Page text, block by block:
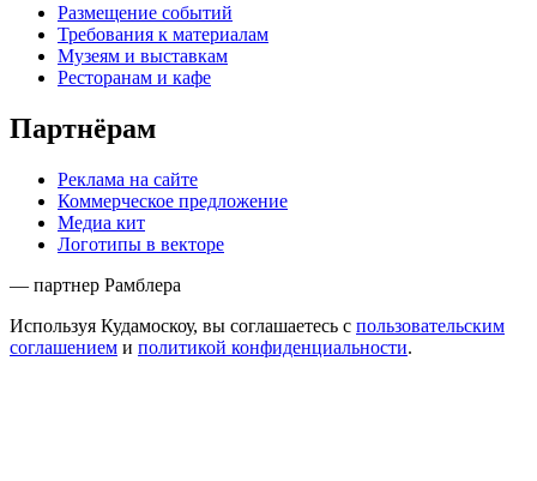
Размещение событий
Требования к материалам
Музеям и выставкам
Ресторанам и кафе
Партнёрам
Реклама на сайте
Коммерческое предложение
Медиа кит
Логотипы в векторе
— партнер Рамблера
Используя Кудамоскоу, вы соглашаетесь с пользовательским
соглашением и политикой конфиденциальности.